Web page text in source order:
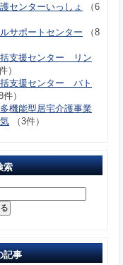
センターいっしょ
（6
サポートセンター （8
支援センター リン
）
支援センター バト
件）
機能型居宅介護事業
（3件）
索
記事